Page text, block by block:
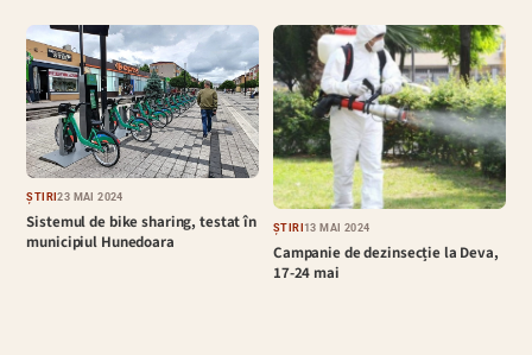
ȘTIRI23 MAI 2024
Sistemul de bike sharing, testat în
municipiul Hunedoara
ȘTIRI13 MAI 2024
Campanie de dezinsecție la Deva,
17-24 mai